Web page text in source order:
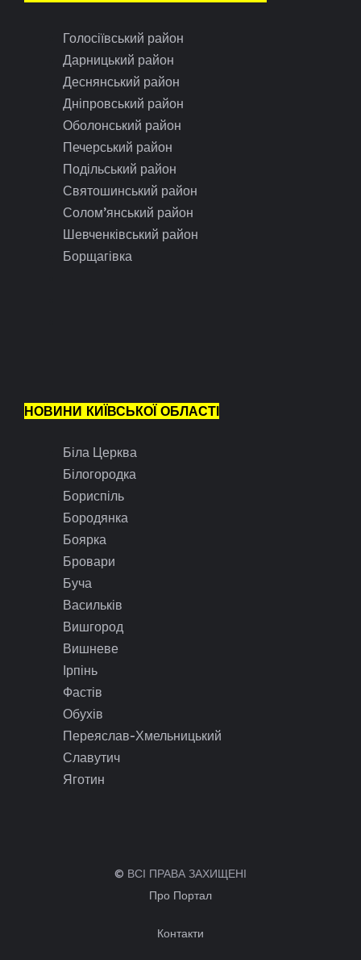
Голосіївський район
Дарницький район
Деснянський район
Дніпровський район
Оболонський район
Печерський район
Подільський район
Святошинський район
Солом’янський район
Шевченківський район
Борщагівка
НОВИНИ КИЇВСЬКОЇ ОБЛАСТІ
Біла Церква
Білогородка
Бориспіль
Бородянка
Боярка
Бровари
Буча
Васильків
Вишгород
Вишневе
Ірпінь
Фастів
Обухів
Переяслав-Хмельницький
Славутич
Яготин
© ВСІ ПРАВА ЗАХИЩЕНІ
Про Портал
Контакти